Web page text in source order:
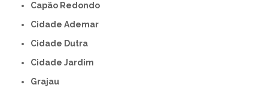
Capão Redondo
Cidade Ademar
Cidade Dutra
Cidade Jardim
Grajau